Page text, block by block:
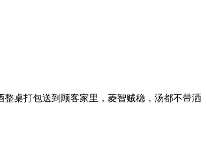
货。很多时候，周边客户要货量不是很大，动